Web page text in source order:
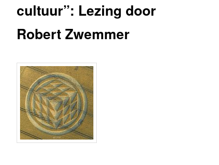
cultuur”: Lezing door
Robert Zwemmer